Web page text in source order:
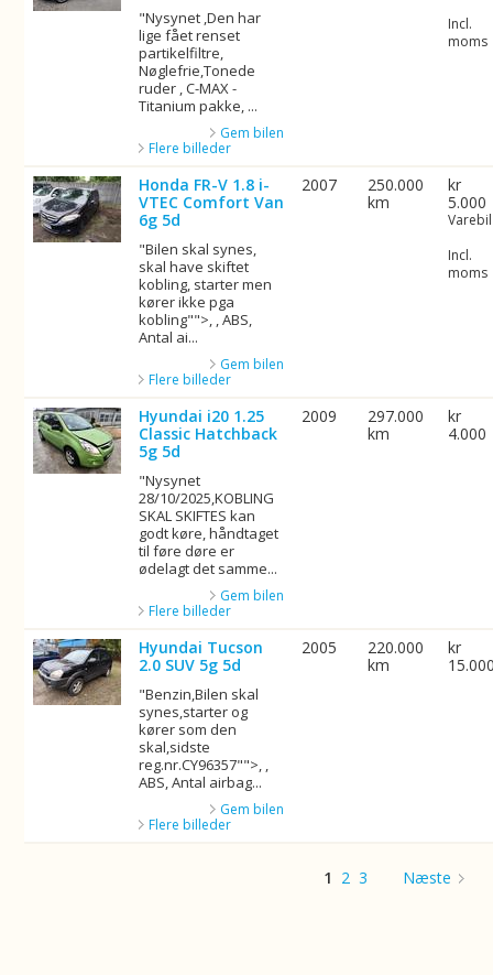
"Nysynet ,Den har
lige fået renset
partikelfiltre,
Nøglefrie,Tonede
ruder , C-MAX -
Titanium pakke, ...
Gem bilen
Flere billeder
Incl.
moms
Honda FR-V 1.8 i-
VTEC Comfort Van
6g 5d
"Bilen skal synes,
skal have skiftet
kobling, starter men
kører ikke pga
kobling"">, , ABS,
Antal ai...
Gem bilen
Flere billeder
2007
250.000
km
kr
5.000
Varebil
Incl.
moms
Hyundai i20 1.25
Classic Hatchback
5g 5d
"Nysynet
28/10/2025,KOBLING
SKAL SKIFTES kan
godt køre, håndtaget
til føre døre er
ødelagt det samme...
Gem bilen
Flere billeder
2009
297.000
km
kr
4.000
Hyundai Tucson
2.0 SUV 5g 5d
"Benzin,Bilen skal
synes,starter og
kører som den
skal,sidste
reg.nr.CY96357"">, ,
ABS, Antal airbag...
Gem bilen
Flere billeder
2005
220.000
km
kr
1 2 3 Næste